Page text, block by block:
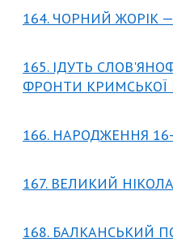
164. ЧОРНИЙ ЖОРІК
165. ІДУТЬ
ФРОНТИ КРИМСЬКОЇ
166. НАРОДЖЕННЯ
167. ВЕЛИКИЙ
168. БАЛКАНСЬКИЙ